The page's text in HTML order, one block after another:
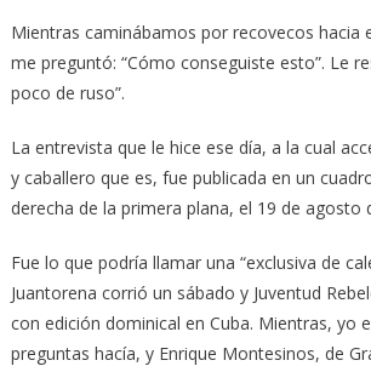
Mientras caminábamos por recovecos hacia
me preguntó: “Cómo conseguiste esto”. Le
poco de ruso”.
La entrevista que le hice ese día, a la cual
y caballero que es, fue publicada en un
derecha de la primera plana, el 19 de
Fue lo que podría llamar una “exclusiva de
Juantorena corrió un sábado y Juventud
con edición dominical en Cuba. Mientras, yo
preguntas hacía, y Enrique Montesinos, de